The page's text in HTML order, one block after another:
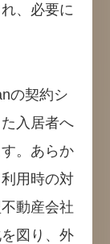
、必要に
の契約シ
入居者へ
。あらか
用時の対
動産会社
図り、外